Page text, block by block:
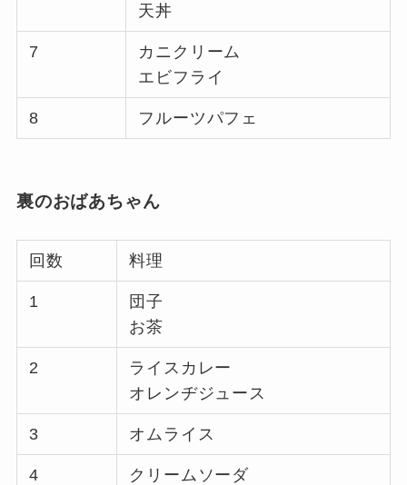
天丼
7
カニクリーム
エビフライ
8 フルーツパフェ
裏のおばあちゃん
回数 料理
1
団子
お茶
2
ライスカレー
オレンヂジュース
3 オムライス
4 クリームソーダ